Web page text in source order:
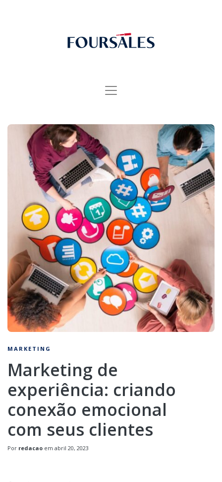
MARKETING
Marketing de
experiência: criando
conexão emocional
com seus clientes
Por redacao em abril 20, 2023